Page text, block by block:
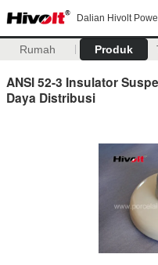
Dalian Hivolt
Rumah Produk
ANSI 52-3 Insulator
Daya Distribusi